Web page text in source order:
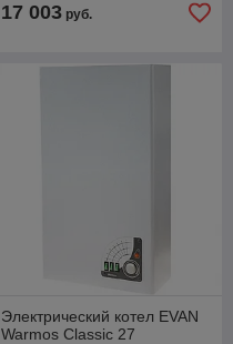
17 003 руб.
Электрический котел EVAN
Warmos Classic 27